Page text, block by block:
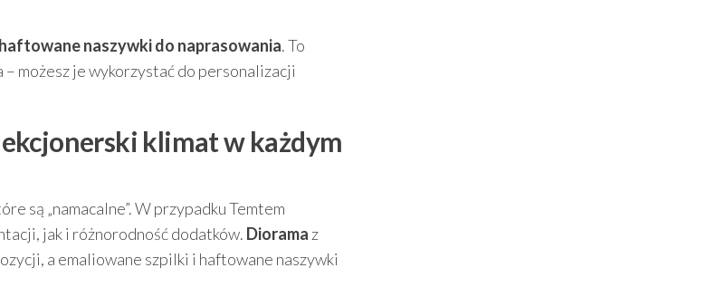
naszywki do naprasowania. To
możesz je wykorzystać do personalizacji
klimat w każdym
są „namacalne”. W przypadku Temtem
jak i różnorodność dodatków. Diorama z
a emaliowane szpilki i haftowane naszywki